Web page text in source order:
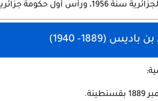
أول حكومة جزائرية مؤقتة في 1958.